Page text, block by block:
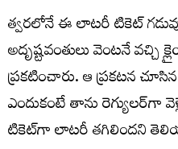
త్వరలోనే ఈ లాటరీ టికెట్ గడువు
అదృష్టవంతులు వెంటనే
ప్రకటించారు. ఆ ప్రకటన
ఎందుకంటే తాను రెగ్యులర్‌గా
టికెట్‌గా లాటరీ తగిలిందని